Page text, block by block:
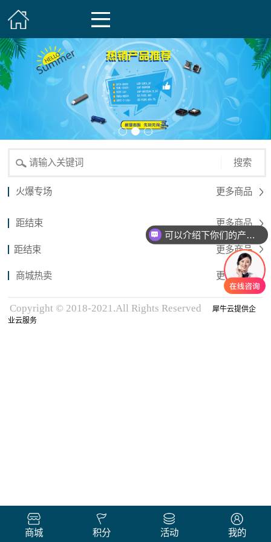
搜索
火爆专场 更多商品
距结束 更多商品
距结束 更多商品
商城热卖 更多商品
Copyright © 2018-2021.All Rights Reserved
犀牛云提供企
业云服务
商城 积分 活动 我的